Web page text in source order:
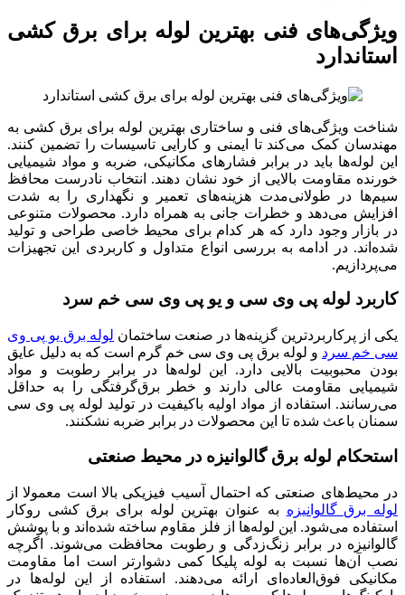
ویژگی‌های فنی بهترین لوله برای برق کشی
استاندارد
شناخت ویژگی‌های فنی و ساختاری بهترین لوله برای برق کشی به
مهندسان کمک می‌کند تا ایمنی و کارایی تاسیسات را تضمین کنند.
این لوله‌ها باید در برابر فشارهای مکانیکی، ضربه و مواد شیمیایی
خورنده مقاومت بالایی از خود نشان دهند. انتخاب نادرست محافظ
سیم‌ها در طولانی‌مدت هزینه‌های تعمیر و نگهداری را به شدت
افزایش می‌دهد و خطرات جانی به همراه دارد. محصولات متنوعی
در بازار وجود دارد که هر کدام برای محیط خاصی طراحی و تولید
شده‌اند. در ادامه به بررسی انواع متداول و کاربردی این تجهیزات
می‌پردازیم.
کاربرد لوله پی وی سی و یو پی وی سی خم سرد
یکی از پرکاربردترین گزینه‌ها در صنعت ساختمان لوله برق یو پی وی
سی خم سرد و لوله برق پی وی سی خم گرم است که به دلیل عایق
بودن محبوبیت بالایی دارد. این لوله‌ها در برابر رطوبت و مواد
شیمیایی مقاومت عالی دارند و خطر برق‌گرفتگی را به حداقل
می‌رسانند. استفاده از مواد اولیه باکیفیت در تولید لوله پی وی سی
سمنان باعث شده تا این محصولات در برابر ضربه نشکنند.
استحکام لوله برق گالوانیزه در محیط صنعتی
در محیط‌های صنعتی که احتمال آسیب فیزیکی بالا است معمولا از
لوله برق گالوانیزه به عنوان بهترین لوله برای برق کشی روکار
استفاده می‌شود. این لوله‌ها از فلز مقاوم ساخته شده‌اند و با پوشش
گالوانیزه در برابر زنگ‌زدگی و رطوبت محافظت می‌شوند. اگرچه
نصب آن‌ها نسبت به لوله پلیکا کمی دشوارتر است اما مقاومت
مکانیکی فوق‌العاده‌ای ارائه می‌دهند. استفاده از این لوله‌ها در